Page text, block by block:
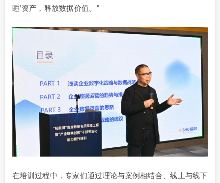
睡’资产，释放数据价值。”
在培训过程中，专家们通过理论与案例相结合、线上与线下